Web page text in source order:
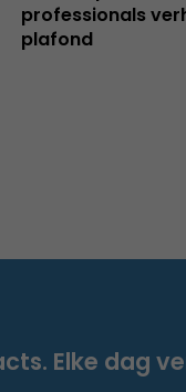
professionals
plafond
Elke dag